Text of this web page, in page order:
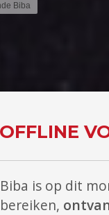
Biba
is op dit